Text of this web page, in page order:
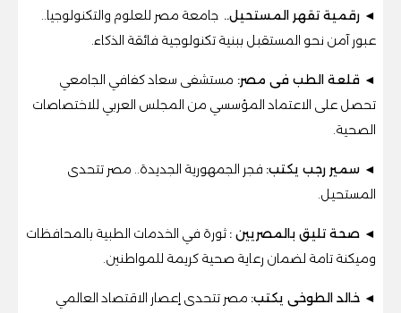
◄ رقمية تقهر المستحيل.. جامعة مصر للعلوم والتكنولوجيا..
عبور آمن نحو المستقبل ببنية تكنولوجية فائقة الذكاء.
◄ قلعة الطب فى مصر: مستشفى سعاد كفافي الجامعي
تحصل على الاعتماد المؤسسي من المجلس العربي للاختصاصات
الصحية.
◄ سمير رجب يكتب: فجر الجمهورية الجديدة.. مصر تتحدى
المستحيل.
◄ صحة تليق بالمصريين : ثورة في الخدمات الطبية بالمحافظات
وميكنة تامة لضمان رعاية صحية كريمة للمواطنين.
◄ خالد الطوخى يكتب: مصر تتحدى إعصار الاقتصاد العالمي